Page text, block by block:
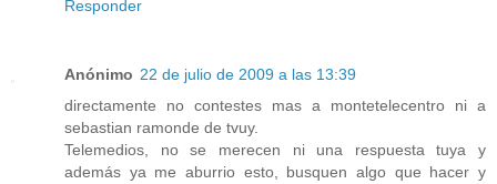
Responder
Anónimo 22 de julio de 2009 a las 13:39
directamente no contestes mas a montetelecentro ni a
sebastian ramonde de tvuy.
Telemedios, no se merecen ni una respuesta tuya y
además ya me aburrio esto, busquen algo que hacer y